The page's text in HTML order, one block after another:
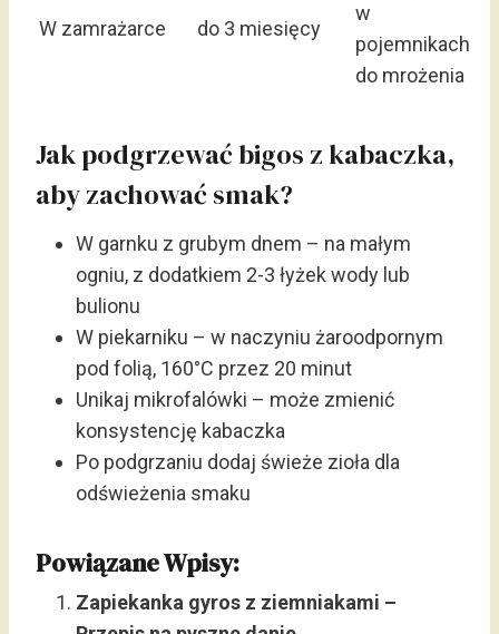
W zamrażarce do 3 miesięcy
w
pojemnikach
do mrożenia
Jak podgrzewać bigos z kabaczka,
aby zachować smak?
W garnku z grubym dnem – na małym
ogniu, z dodatkiem 2-3 łyżek wody lub
bulionu
W piekarniku – w naczyniu żaroodpornym
pod folią, 160°C przez 20 minut
Unikaj mikrofalówki – może zmienić
konsystencję kabaczka
Po podgrzaniu dodaj świeże zioła dla
odświeżenia smaku
Powiązane Wpisy:
Zapiekanka gyros z ziemniakami –